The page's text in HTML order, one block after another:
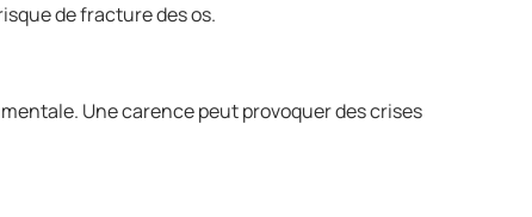
de fracture des os.
Une carence peut provoquer des crises